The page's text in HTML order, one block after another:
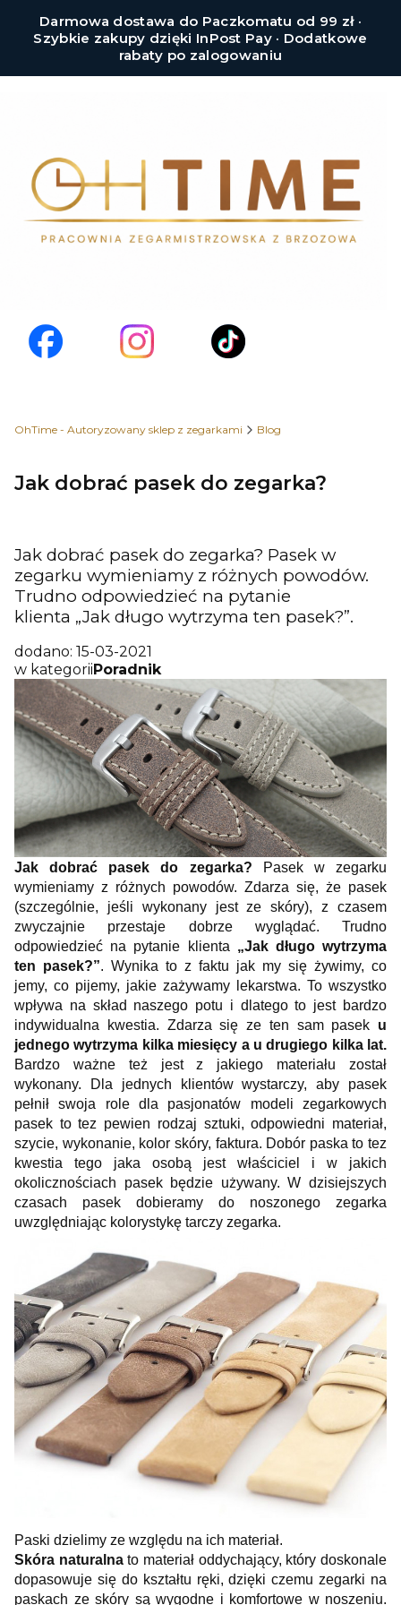
Darmowa dostawa do Paczkomatu od 99 zł ·
Szybkie zakupy dzięki InPost Pay · Dodatkowe
rabaty po zalogowaniu
OhTime - Autoryzowany sklep z zegarkami Blog
Jak dobrać pasek do zegarka?
Jak dobrać pasek do zegarka? Pasek w
zegarku wymieniamy z różnych powodów.
Trudno odpowiedzieć na pytanie
klienta „Jak długo wytrzyma ten pasek?”.
dodano: 15-03-2021
w kategoriiPoradnik
Jak dobrać pasek do zegarka? Pasek w zegarku
wymieniamy z różnych powodów. Zdarza się, że pasek
(szczególnie, jeśli wykonany jest ze skóry), z czasem
zwyczajnie przestaje dobrze wyglądać. Trudno
odpowiedzieć na pytanie klienta „Jak długo wytrzyma
ten pasek?”. Wynika to z faktu jak my się żywimy, co
jemy, co pijemy, jakie zażywamy lekarstwa. To wszystko
wpływa na skład naszego potu i dlatego to jest bardzo
indywidualna kwestia. Zdarza się ze ten sam pasek u
jednego wytrzyma kilka miesięcy a u drugiego kilka lat.
Bardzo ważne też jest z jakiego materiału został
wykonany. Dla jednych klientów wystarczy, aby pasek
pełnił swoja role dla pasjonatów modeli zegarkowych
pasek to tez pewien rodzaj sztuki, odpowiedni materiał,
szycie, wykonanie, kolor skóry, faktura. Dobór paska to tez
kwestia tego jaka osobą jest właściciel i w jakich
okolicznościach pasek będzie używany. W dzisiejszych
czasach pasek dobieramy do noszonego zegarka
uwzględniając kolorystykę tarczy zegarka.
Paski dzielimy ze względu na ich materiał.
Skóra naturalnato materiał oddychający, który doskonale
dopasowuje się do kształtu ręki, dzięki czemu zegarki na
paskach ze skóry są wygodne i komfortowe w noszeniu.